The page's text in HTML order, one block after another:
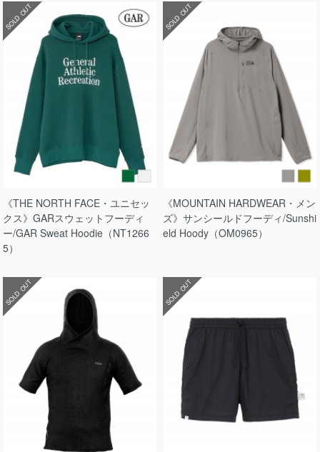
SOLD OUT
《THE NORTH FACE・ユニセッ
クス》GARスウェットフーディ
ー/GAR Sweat Hoodie（NT1266
5）
SOLD OUT
《MOUNTAIN HARDWEAR・メン
ズ》サンシールドフーディ/Sunshi
eld Hoody（OM0965）
SOLD OUT SOLD OUT